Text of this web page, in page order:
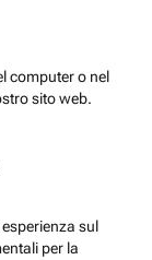
computer o nel
sito web.
sul
per la